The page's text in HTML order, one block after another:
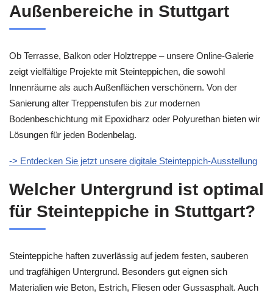
Außenbereiche in Stuttgart
Ob Terrasse, Balkon oder Holztreppe – unsere Online-Galerie
zeigt vielfältige Projekte mit Steinteppichen, die sowohl
Innenräume als auch Außenflächen verschönern. Von der
Sanierung alter Treppenstufen bis zur modernen
Bodenbeschichtung mit Epoxidharz oder Polyurethan bieten wir
Lösungen für jeden Bodenbelag.
-> Entdecken Sie jetzt unsere digitale Steinteppich-Ausstellung
Welcher Untergrund ist optimal
für Steinteppiche in Stuttgart?
Steinteppiche haften zuverlässig auf jedem festen, sauberen
und tragfähigen Untergrund. Besonders gut eignen sich
Materialien wie Beton, Estrich, Fliesen oder Gussasphalt. Auch